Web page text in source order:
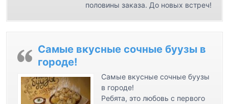
половины заказа. До новых встреч!
Самые вкусные сочные буузы в
городе!
Самые вкусные сочные буузы
в городе!
Ребята, это любовь с первого